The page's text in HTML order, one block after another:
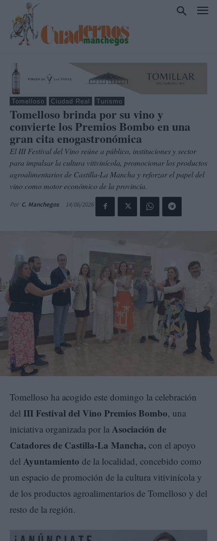
Tomelloso Ciudad Real Turismo
Tomelloso brinda por su vino y
convierte los Premios Bombo en una
gran cita enogastronómica
El III Festival del Vino reúne a público, instituciones y sector
para impulsar la cultura vitivinícola, promocionar los productos
agroalimentarios de Castilla-La Mancha y reforzar el papel del
vino como motor económico de la provincia.
Por C. Manchegos 14/06/2026
Tomelloso ha acogido este domingo la celebración
del III Festival del Vino Premios Bombo, una
iniciativa organizada por la Asociación de
Catadores de Castilla-La Mancha, con el apoyo
del Ayuntamiento de la localidad, concebido como
un espacio de promoción de la cultura vitivinícola y
de los productos agroalimentarios de Tomelloso y del
resto de la región.